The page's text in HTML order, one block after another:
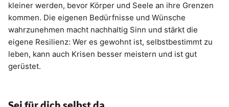
kleiner werden, bevor Körper und Seele an ihre Grenzen
kommen. Die eigenen Bedürfnisse und Wünsche
wahrzunehmen macht nachhaltig Sinn und stärkt die
eigene Resilienz: Wer es gewohnt ist, selbstbestimmt zu
leben, kann auch Krisen besser meistern und ist gut
gerüstet.